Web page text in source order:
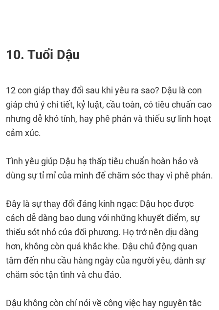
10. Tuổi Dậu
12 con giáp thay đổi sau khi yêu ra sao? Dậu là con
giáp chú ý chi tiết, kỷ luật, cầu toàn, có tiêu chuẩn cao
nhưng dễ khó tính, hay phê phán và thiếu sự linh hoạt
cảm xúc.
Tình yêu giúp Dậu hạ thấp tiêu chuẩn hoàn hảo và
dùng sự tỉ mỉ của mình để chăm sóc thay vì phê phán.
Đây là sự thay đổi đáng kinh ngạc: Dậu học được
cách dễ dàng bao dung với những khuyết điểm, sự
thiếu sót nhỏ của đối phương. Họ trở nên dịu dàng
hơn, không còn quá khắc khe. Dậu chủ động quan
tâm đến nhu cầu hàng ngày của người yêu, dành sự
chăm sóc tận tình và chu đáo.
Dậu không còn chỉ nói về công việc hay nguyên tắc